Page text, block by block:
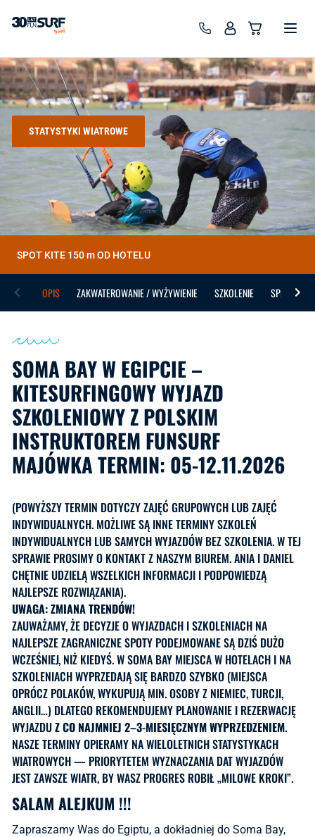
SurfTravel - wyjazdy wind, kite, wing, surf
STATYSTYKI WIATROWE
SPOT KITE 150 m OD HOTELU
OPIS ZAKWATEROWANIE / WYŻYWIENIE SZKOLENIE SPRZĘT
SOMA BAY W EGIPCIE –
KITESURFINGOWY WYJAZD
SZKOLENIOWY Z POLSKIM
INSTRUKTOREM FUNSURF
MAJÓWKA TERMIN: 05-12.11.2026
(POWYŻSZY TERMIN DOTYCZY ZAJĘĆ GRUPOWYCH LUB ZAJĘĆ
INDYWIDUALNYCH. MOŻLIWE SĄ INNE TERMINY SZKOLEŃ
INDYWIDUALNYCH LUB SAMYCH WYJAZDÓW BEZ SZKOLENIA. W TEJ
SPRAWIE PROSIMY O KONTAKT Z NASZYM BIUREM. ANIA I DANIEL
CHĘTNIE UDZIELĄ WSZELKICH INFORMACJI I PODPOWIEDZĄ
NAJLEPSZE ROZWIĄZANIA).
UWAGA: ZMIANA TRENDÓW!
ZAUWAŻAMY, ŻE DECYZJE O WYJAZDACH I SZKOLENIACH NA
NAJLEPSZE ZAGRANICZNE SPOTY PODEJMOWANE SĄ DZIŚ DUŻO
WCZEŚNIEJ, NIŻ KIEDYŚ. W SOMA BAY MIEJSCA W HOTELACH I NA
SZKOLENIACH WYPRZEDAJĄ SIĘ BARDZO SZYBKO (MIEJSCA
OPRÓCZ POLAKÓW, WYKUPUJĄ MIN. OSOBY Z NIEMIEC, TURCJI,
ANGLII…) DLATEGO REKOMENDUJEMY PLANOWANIE I REZERWACJĘ
WYJAZDUZ CO NAJMNIEJ 2–3-MIESIĘCZNYM WYPRZEDZENIEM.
NASZE TERMINY OPIERAMY NA WIELOLETNICH STATYSTYKACH
WIATROWYCH — PRIORYTETEM WYZNACZANIA DAT WYJAZDÓW
JEST ZAWSZE WIATR, BY WASZ PROGRES ROBIŁ „MILOWE KROKI”.
SALAM ALEJKUM !!!
Zapraszamy Was do Egiptu, a dokładniej do Soma Bay,